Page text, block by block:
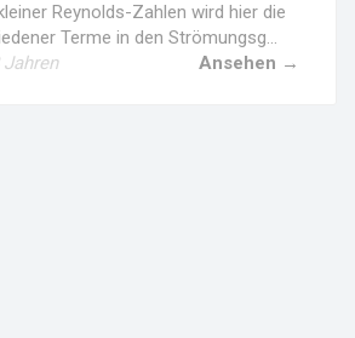
Reynolds-Zahlen wird hier die
Terme in den Strömungsg...
Jahren
Ansehen →